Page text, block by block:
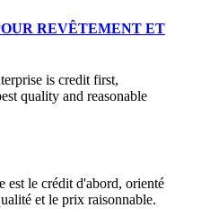
REVÊTEMENT ET
est le crédit d'abord, orienté
et le prix raisonnable.